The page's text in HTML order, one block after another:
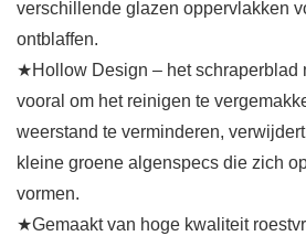
verschillende glazen oppervlakken
ontblaffen.
★Hollow Design – het schraperblad
vooral om het reinigen te
weerstand te verminderen,
kleine groene algenspecs die zich
vormen.
★Gemaakt van hoge kwaliteit